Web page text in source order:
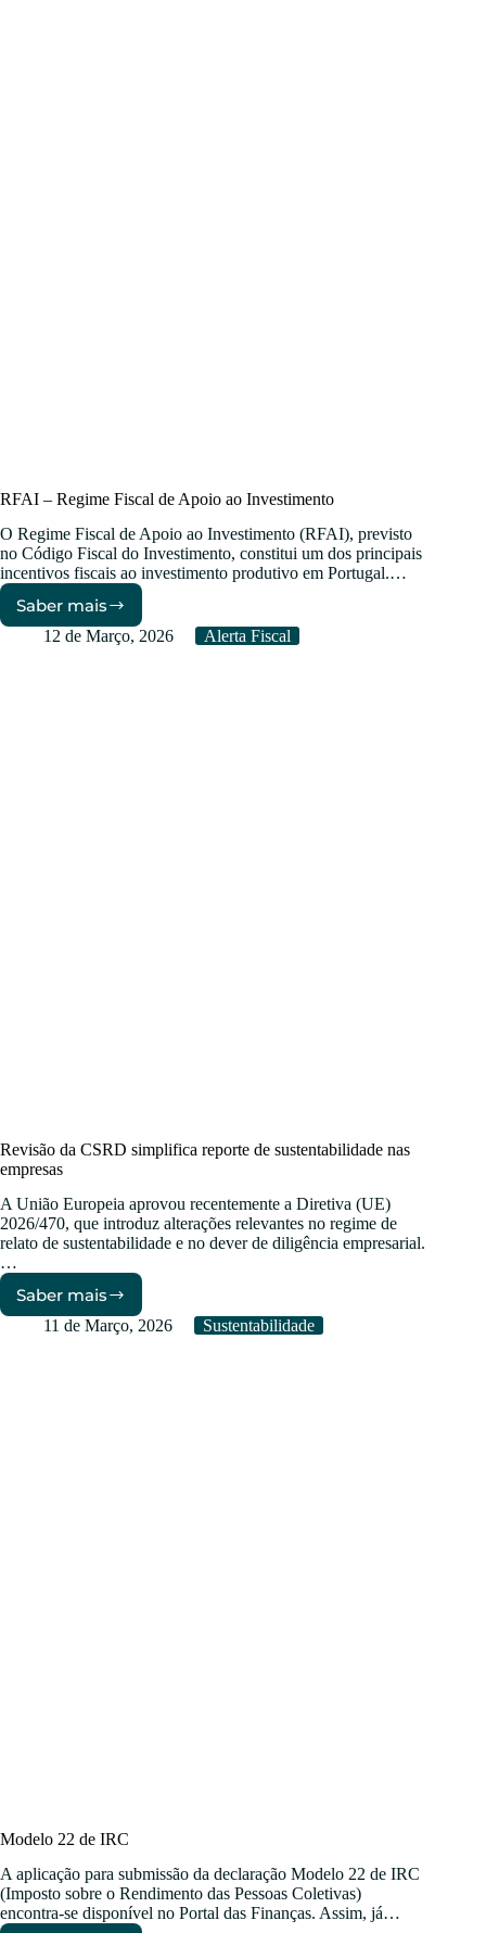
RFAI – Regime Fiscal de Apoio ao Investimento
O Regime Fiscal de Apoio ao Investimento (RFAI), previsto
no Código Fiscal do Investimento, constitui um dos principais
incentivos fiscais ao investimento produtivo em Portugal.…
Saber mais
RFAI
–
12 de Março, 2026 Alerta Fiscal
Revisão da CSRD simplifica reporte de sustentabilidade nas
empresas
A União Europeia aprovou recentemente a Diretiva (UE)
2026/470, que introduz alterações relevantes no regime de
relato de sustentabilidade e no dever de diligência empresarial.
…
Saber mais
Revisão
da
11 de Março, 2026 Sustentabilidade
Modelo 22 de IRC
A aplicação para submissão da declaração Modelo 22 de IRC
(Imposto sobre o Rendimento das Pessoas Coletivas)
encontra-se disponível no Portal das Finanças. Assim, já…